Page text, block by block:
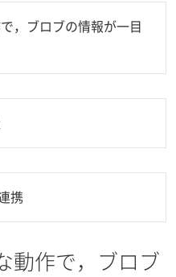
，ブロブの情報が一目
携
動作で，ブロブ